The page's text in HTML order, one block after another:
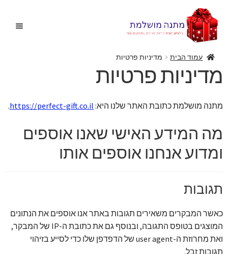
דלג
לניווט
לדלג
לתוכן
בית
בלונים
הרחב
הצעות נישואין
מתנות מקוריות
מתנות ליולדת
הילד
פרחים
זר מתוק
עמוד הבית מדיניות פרטיות
מדיניות פרטיות
מתנה מושלמת כתובת האתר שלנו היא: https://perfect-gift.co.il
.
מה המידע האישי שאנו אוספים
ומדוע אנחנו אוספים אותו
תגובות
כאשר המבקרים משאירים תגובות באתר אנו אוספים את הנתונים
המוצגים בטופס התגובה, ובנוסף גם את כתובת ה-IP של המבקר,
ואת מחרוזת ה-user agent של הדפדפן שלו כדי לסייע בזיהוי
תגובות זבל.